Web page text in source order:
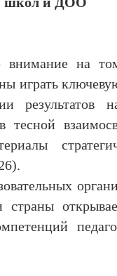
внимание на
играть
результатов
тесной